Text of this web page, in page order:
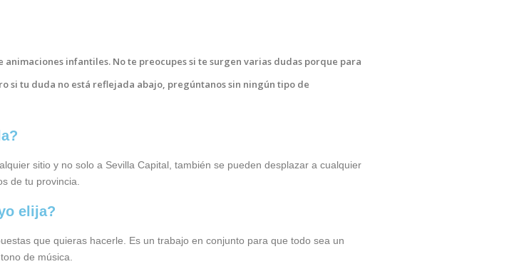
infantiles. No te preocupes si te surgen varias dudas porque para
si tu duda no está reflejada abajo, pregúntanos sin ningún tipo de
sitio y no solo a Sevilla Capital, también se pueden desplazar a cualquier
de tu provincia.
elija?
que quieras hacerle. Es un trabajo en conjunto para que todo sea un
de música.